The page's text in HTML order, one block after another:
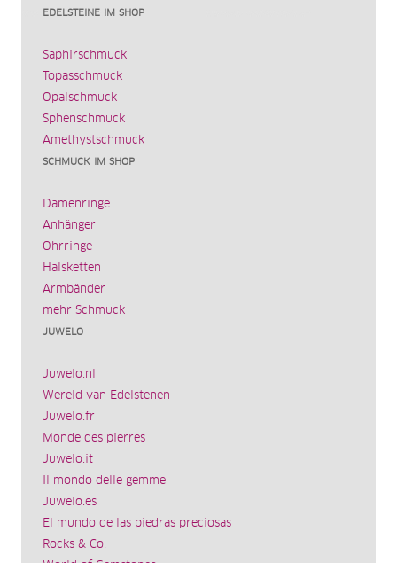
EDELSTEINE IM SHOP
Saphirschmuck
Topasschmuck
Opalschmuck
Sphenschmuck
Amethystschmuck
SCHMUCK IM SHOP
Damenringe
Anhänger
Ohrringe
Halsketten
Armbänder
mehr Schmuck
JUWELO
Juwelo.nl
Wereld van Edelstenen
Juwelo.fr
Monde des pierres
Juwelo.it
Il mondo delle gemme
Juwelo.es
El mundo de las piedras preciosas
Rocks & Co.